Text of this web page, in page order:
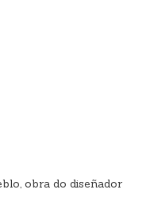
obra do diseñador